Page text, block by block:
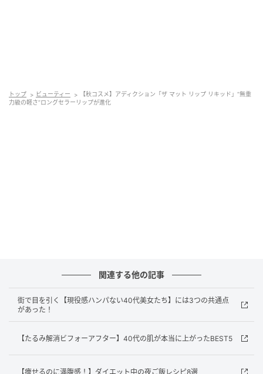
カラーは選べる全12色。トレンド感あふれるミュート
カラーが揃い、旬な表情を叶えてくれます。ブラーな
情を叶えてくれます。
トップ ビューティー
【秋コスメ】アディクション「ザ マット リップ リキッド」“無重
力級の軽さ”ロングセラーリップが進化
関連する他の記事
街で目を引く【現役感ハンパない40代美女たち】には3つの共通点
があった！
【たるみ解消ビフォーアフター】40代の肌が本当に上がったBEST5
【痩せるのに満腹感！】ダイエット中の夜ご飯レシピ8選